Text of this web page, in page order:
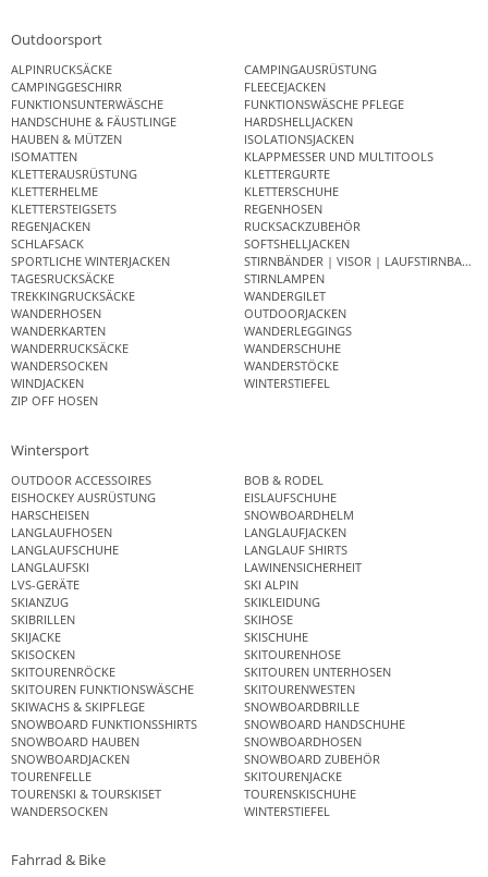
Outdoorsport
ALPINRUCKSÄCKE
CAMPINGAUSRÜSTUNG
CAMPINGGESCHIRR
FLEECEJACKEN
FUNKTIONSUNTERWÄSCHE
FUNKTIONSWÄSCHE PFLEGE
HANDSCHUHE & FÄUSTLINGE
HARDSHELLJACKEN
HAUBEN & MÜTZEN
ISOLATIONSJACKEN
ISOMATTEN
KLAPPMESSER UND MULTITOOLS
KLETTERAUSRÜSTUNG
KLETTERGURTE
KLETTERHELME
KLETTERSCHUHE
KLETTERSTEIGSETS
REGENHOSEN
REGENJACKEN
RUCKSACKZUBEHÖR
SCHLAFSACK
SOFTSHELLJACKEN
SPORTLICHE WINTERJACKEN
STIRNBÄNDER | VISOR | LAUFSTIRNBAND
TAGESRUCKSÄCKE
STIRNLAMPEN
TREKKINGRUCKSÄCKE
WANDERGILET
WANDERHOSEN
OUTDOORJACKEN
WANDERKARTEN
WANDERLEGGINGS
WANDERRUCKSÄCKE
WANDERSCHUHE
WANDERSOCKEN
WANDERSTÖCKE
WINDJACKEN
WINTERSTIEFEL
ZIP OFF HOSEN
Wintersport
OUTDOOR ACCESSOIRES
BOB & RODEL
EISHOCKEY AUSRÜSTUNG
EISLAUFSCHUHE
HARSCHEISEN
SNOWBOARDHELM
LANGLAUFHOSEN
LANGLAUFJACKEN
LANGLAUFSCHUHE
LANGLAUF SHIRTS
LANGLAUFSKI
LAWINENSICHERHEIT
LVS-GERÄTE
SKI ALPIN
SKIANZUG
SKIKLEIDUNG
SKIBRILLEN
SKIHOSE
SKIJACKE
SKISCHUHE
SKISOCKEN
SKITOURENHOSE
SKITOURENRÖCKE
SKITOUREN UNTERHOSEN
SKITOUREN FUNKTIONSWÄSCHE
SKITOURENWESTEN
SKIWACHS & SKIPFLEGE
SNOWBOARDBRILLE
SNOWBOARD FUNKTIONSSHIRTS
SNOWBOARD HANDSCHUHE
SNOWBOARD HAUBEN
SNOWBOARDHOSEN
SNOWBOARDJACKEN
SNOWBOARD ZUBEHÖR
TOURENFELLE
SKITOURENJACKE
TOURENSKI & TOURSKISET
TOURENSKISCHUHE
WANDERSOCKEN
WINTERSTIEFEL
Fahrrad & Bike